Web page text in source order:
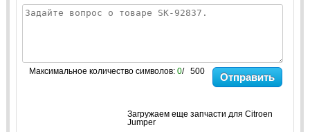
Максимальное количество символов: 0/ 500 Отправить
Загружаем еще запчасти для Citroen
Jumper